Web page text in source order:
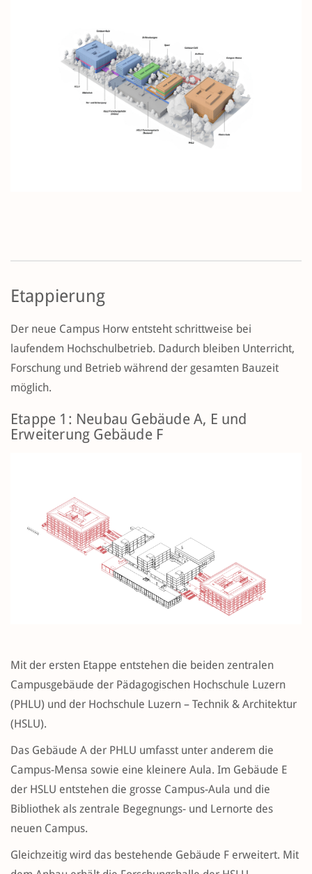
Etappierung
Der neue Campus Horw entsteht schrittweise bei
laufendem Hochschulbetrieb. Dadurch bleiben Unterricht,
Forschung und Betrieb während der gesamten Bauzeit
möglich.
Etappe 1: Neubau Gebäude A, E und
Erweiterung Gebäude F
Mit der ersten Etappe entstehen die beiden zentralen
Campusgebäude der Pädagogischen Hochschule Luzern
(PHLU) und der Hochschule Luzern – Technik & Architektur
(HSLU).
Das Gebäude A der PHLU umfasst unter anderem die
Campus-Mensa sowie eine kleinere Aula. Im Gebäude E
der HSLU entstehen die grosse Campus-Aula und die
Bibliothek als zentrale Begegnungs- und Lernorte des
neuen Campus.
Gleichzeitig wird das bestehende Gebäude F erweitert. Mit